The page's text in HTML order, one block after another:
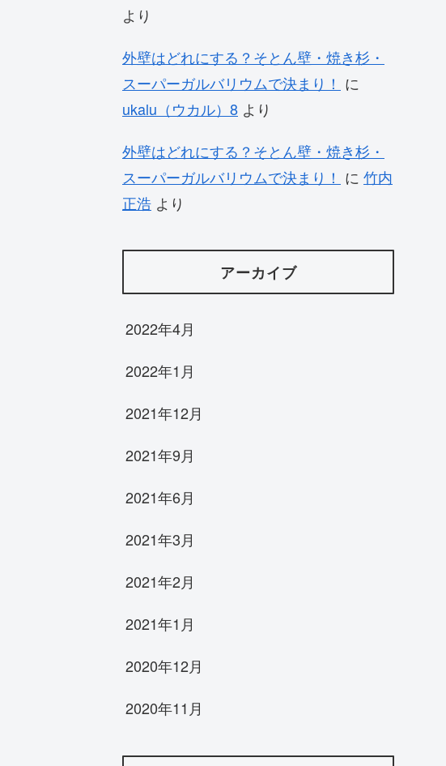
より
外壁はどれにする？そとん壁・焼き杉・
スーパーガルバリウムで決まり！ に
ukalu（ウカル）8 より
外壁はどれにする？そとん壁・焼き杉・
スーパーガルバリウムで決まり！ に 竹内
正浩 より
アーカイブ
2022年4月
2022年1月
2021年12月
2021年9月
2021年6月
2021年3月
2021年2月
2021年1月
2020年12月
2020年11月